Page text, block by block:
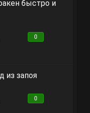
быстро и
0
из запоя
0